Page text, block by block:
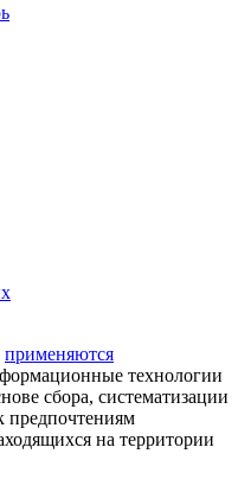
применяются
технологии
сбора, систематизации
предпочтениям
на территории